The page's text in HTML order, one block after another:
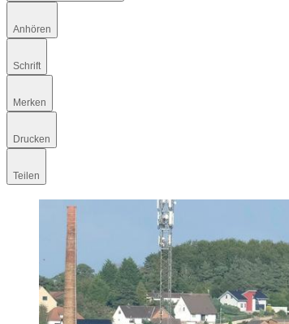
Anhören
Schrift
Merken
Drucken
Teilen